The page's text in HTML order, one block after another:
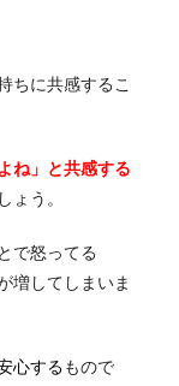
ちに共感するこ
ね」と共感する
ょう。
で怒ってる
増してしまいま
心するもので